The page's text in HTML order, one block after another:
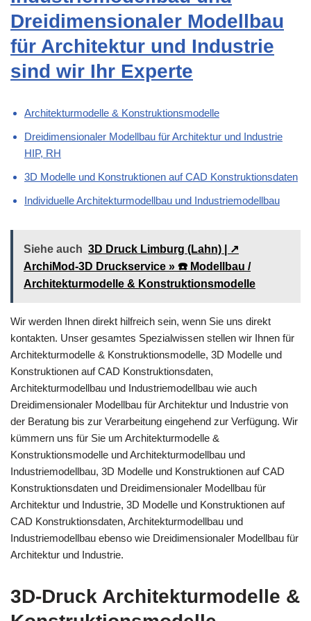
Dreidimensionaler Modellbau
für Architektur und Industrie
sind wir Ihr Experte
Architekturmodelle & Konstruktionsmodelle
Dreidimensionaler Modellbau für Architektur und Industrie
HIP, RH
3D Modelle und Konstruktionen auf CAD Konstruktionsdaten
Individuelle Architekturmodellbau und Industriemodellbau
Siehe auch 3D Druck Limburg (Lahn) | ↗️
ArchiMod-3D Druckservice » ☎️ Modellbau /
Architekturmodelle & Konstruktionsmodelle
Wir werden Ihnen direkt hilfreich sein, wenn Sie uns direkt
kontakten. Unser gesamtes Spezialwissen stellen wir Ihnen für
Architekturmodelle & Konstruktionsmodelle, 3D Modelle und
Konstruktionen auf CAD Konstruktionsdaten,
Architekturmodellbau und Industriemodellbau wie auch
Dreidimensionaler Modellbau für Architektur und Industrie von
der Beratung bis zur Verarbeitung eingehend zur Verfügung. Wir
kümmern uns für Sie um Architekturmodelle &
Konstruktionsmodelle und Architekturmodellbau und
Industriemodellbau, 3D Modelle und Konstruktionen auf CAD
Konstruktionsdaten und Dreidimensionaler Modellbau für
Architektur und Industrie, 3D Modelle und Konstruktionen auf
CAD Konstruktionsdaten, Architekturmodellbau und
Industriemodellbau ebenso wie Dreidimensionaler Modellbau für
Architektur und Industrie.
3D-Druck Architekturmodelle &